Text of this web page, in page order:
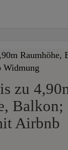
zu
Balkon;
Airbnb